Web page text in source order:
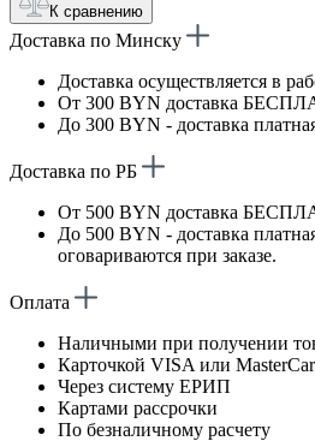
К сравнению
Доставка по Минску
Доставка осуществляется в
От 300 BYN доставка
До 300 BYN - доставка
Доставка по РБ
От 500 BYN доставка
До 500 BYN - доставка
оговариваются при заказе.
Оплата
Наличными при получении
Карточкой VISA или
Через систему ЕРИП
Картами рассрочки
По безналичному расчету